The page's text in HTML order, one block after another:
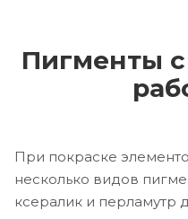
Пигменты
При покраске
несколько видов
ксералик и перламутр